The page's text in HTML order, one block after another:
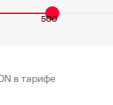
500
в тарифе